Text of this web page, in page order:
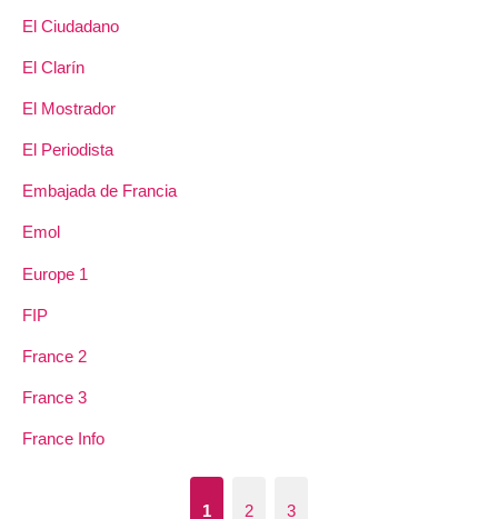
El Ciudadano
El Clarín
El Mostrador
El Periodista
Embajada de Francia
Emol
Europe 1
FIP
France 2
France 3
France Info
1 2 3